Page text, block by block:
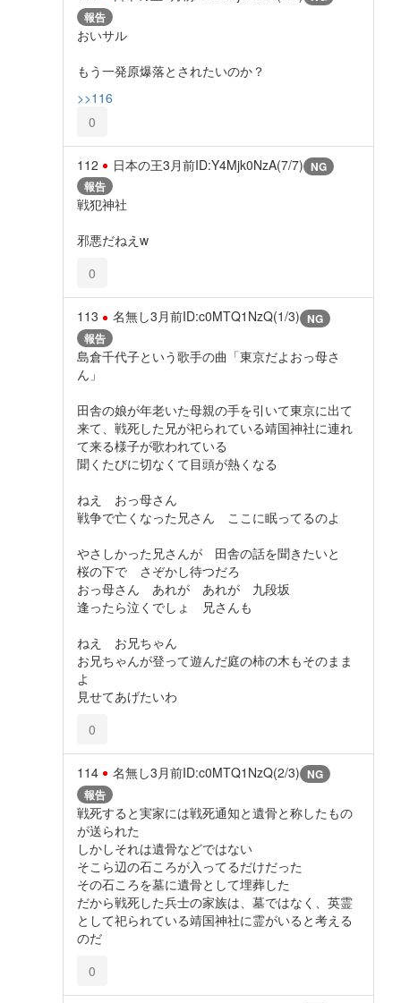
報告
おいサル
もう一発原爆落とされたいのか？
>>116
0
112 日本の王3月前ID:Y4Mjk0NzA(7/7) NG
報告
戦犯神社
邪悪だねえw
0
113 名無し3月前ID:c0MTQ1NzQ(1/3) NG
報告
島倉千代子という歌手の曲「東京だよおっ母さ
ん」
田舎の娘が年老いた母親の手を引いて東京に出て
来て、戦死した兄が祀られている靖国神社に連れ
て来る様子が歌われている
聞くたびに切なくて目頭が熱くなる
ねえ おっ母さん
戦争で亡くなった兄さん ここに眠ってるのよ
やさしかった兄さんが 田舎の話を聞きたいと
桜の下で さぞかし待つだろ
おっ母さん あれが あれが 九段坂
逢ったら泣くでしょ 兄さんも
ねえ お兄ちゃん
お兄ちゃんが登って遊んだ庭の柿の木もそのまま
よ
見せてあげたいわ
0
114 名無し3月前ID:c0MTQ1NzQ(2/3) NG
報告
戦死すると実家には戦死通知と遺骨と称したもの
が送られた
しかしそれは遺骨などではない
そこら辺の石ころが入ってるだけだった
その石ころを墓に遺骨として埋葬した
だから戦死した兵士の家族は、墓ではなく、英霊
として祀られている靖国神社に霊がいると考える
のだ
0